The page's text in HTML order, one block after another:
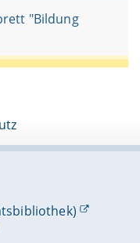
"Bildung